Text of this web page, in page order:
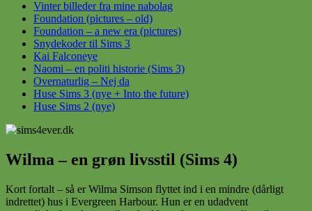
Vinter billeder fra mine nabolag
Foundation (pictures – old)
Foundation – a new era (pictures)
Snydekoder til Sims 3
Kai Falconeye
Naomi – en politi historie (Sims 3)
Overnaturlig – Nej da
Huse Sims 3 (nye + Into the future)
Huse Sims 2 (nye)
Wilma – en grøn livsstil (Sims 4)
Kort fortalt – så er Wilma Simson flyttet ind i en mindre (dårligt
indrettet) hus i Evergreen Harbour. Hun er en udadvent